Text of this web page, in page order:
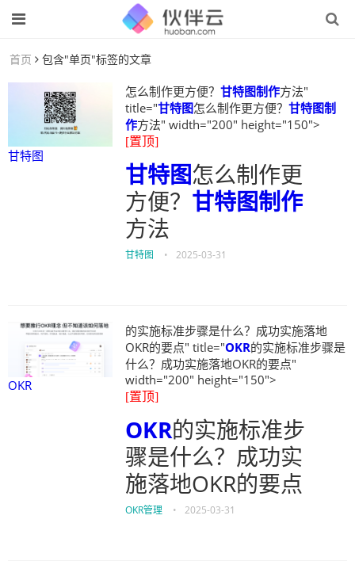
首页 包含"单页"标签的文章
甘特图
怎么制作更方便？ 甘特图制作方法"
title="甘特图怎么制作更方便？ 甘特图制
作方法" width="200" height="150">
[置顶]
甘特图怎么制作更
方便？ 甘特图制作
方法
甘特图 • 2025-03-31
OKR
的实施标准步骤是什么？成功实施落地
OKR的要点" title="OKR的实施标准步骤是
什么？成功实施落地OKR的要点"
width="200" height="150">
[置顶]
OKR的实施标准步
骤是什么？成功实
施落地OKR的要点
OKR管理 • 2025-03-31